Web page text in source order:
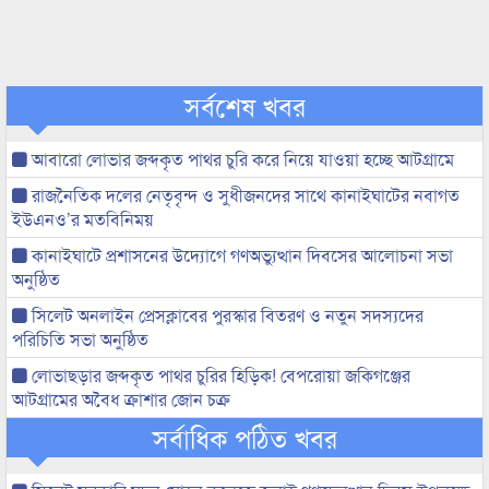
সর্বশেষ খবর
আবারো লোভার জব্দকৃত পাথর চুরি করে নিয়ে যাওয়া হচ্ছে আটগ্রামে
রাজনৈতিক দলের নেতৃবৃন্দ ও সুধীজনদের সাথে কানাইঘাটের নবাগত
ইউএনও’র মতবিনিময়
কানাইঘাটে প্রশাসনের উদ্যোগে গণঅভ্যুত্থান দিবসের আলোচনা সভা
অনুষ্ঠিত
সিলেট অনলাইন প্রেসক্লাবের পুরস্কার বিতরণ ও নতুন সদস্যদের
পরিচিতি সভা অনুষ্ঠিত
লোভাছড়ার জব্দকৃত পাথর চুরির হিড়িক! বেপরোয়া জকিগঞ্জের
আটগ্রামের অবৈধ ক্রাশার জোন চক্র
সর্বাধিক পঠিত খবর